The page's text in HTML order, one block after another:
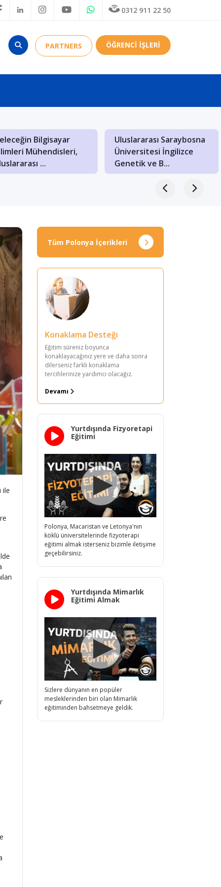
0312 911 22 50
PARTNERS ÖĞRENCİ İŞLERİ
Balkanların
Hazineleriyle
Bir Eğiti...
Budapeşte’de Mimarlık
Bölümü Olan
Üniversiteler
Tüm Polonya İçerikleri
Konaklama Desteği
Eğitim süreniz boyunca
konaklayacağınız yere ve daha sonra
dilerseniz farklı konaklama
tercihlerinize yardımcı olacağız.
Devamı
Yurtdışında Fizyoretapi
Eğitimi
Polonya, Macaristan ve Letonya'nın
köklü üniversitelerinde fizyoterapi
eğitimi almak isterseniz bizimle iletişime
geçebilirsiniz.
Yurtdışında Mimarlık
Eğitimi Almak
Sizlere dünyanın en popüler
mesleklerinden biri olan Mimarlık
eğitiminden bahsetmeye geldik.
ile